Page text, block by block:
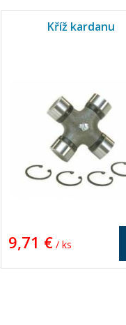
Kříž kardanu
9,71 € / ks